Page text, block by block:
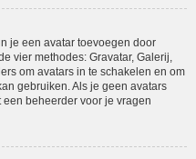
je een avatar toevoegen door
vier methodes: Gravatar, Galerij,
om avatars in te schakelen en om
gebruiken. Als je geen avatars
beheerder voor je vragen